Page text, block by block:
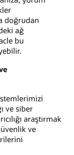
doğrudan
ağ
bu
ve siber
araştırmak
ve